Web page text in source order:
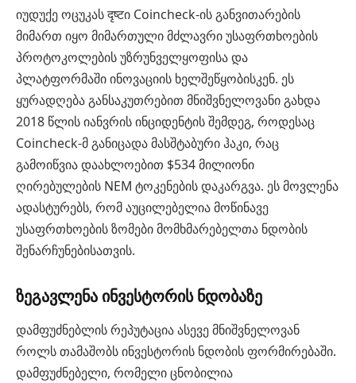
იუდუქე ოცუკას दृष्टი Coincheck-ის განვითარების
მიმართ იყო მიმართული მძლავრი უსაფრთხოების
პროტოკოლების უზრუნველყოფისა და
პლატფორმაში ინოვაციის ხელშეწყობისკენ. ეს
ყურადღება განსაკუთრებით მნიშვნელოვანი გახდა
2018 წლის იანვრის ინციდენტის შემდეგ, როდესაც
Coincheck-მ განიცადა მასშტაბური ჰაკი, რაც
გამოიწვია დაახლოებით $534 მილიონი
ღირებულების NEM ტოკენების დაკარგვა. ეს მოვლენა
ადასტურებს, რომ აუცილებელია მოწინავე
უსაფრთხოების ზომები მომხმარებელთა ნდობის
შენარჩუნებისათვის.
ზეგავლენა ინვესტორის ნდობაზე
დამფუძნებლის რეპუტაცია ასევე მნიშვნელოვან
როლს თამაშობს ინვესტორის ნდობის ფორმირებაში.
დამფუძნებელი, რომელი ცნობილია